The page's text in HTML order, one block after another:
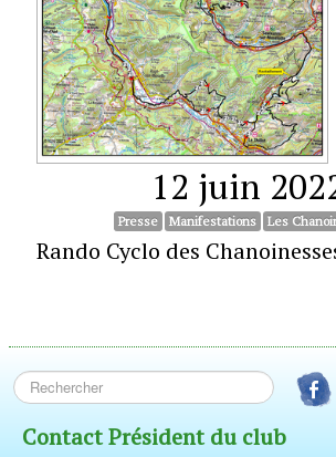
12 juin
Presse Manifestations Les
Rando Cyclo des
Contact Président du club